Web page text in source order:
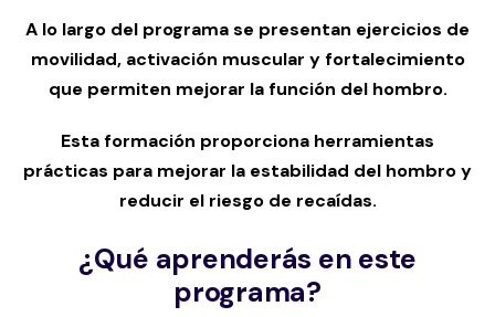
A lo largo del programa se presentan ejercicios de
movilidad, activación muscular y fortalecimiento
que permiten mejorar la función del hombro.
Esta formación proporciona herramientas
prácticas para mejorar la estabilidad del hombro y
reducir el riesgo de recaídas.
¿Qué aprenderás en este
programa?